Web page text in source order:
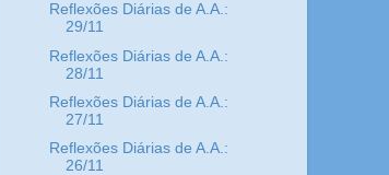
Reflexões Diárias de A.A.:
29/11
Reflexões Diárias de A.A.:
28/11
Reflexões Diárias de A.A.:
27/11
Reflexões Diárias de A.A.:
26/11